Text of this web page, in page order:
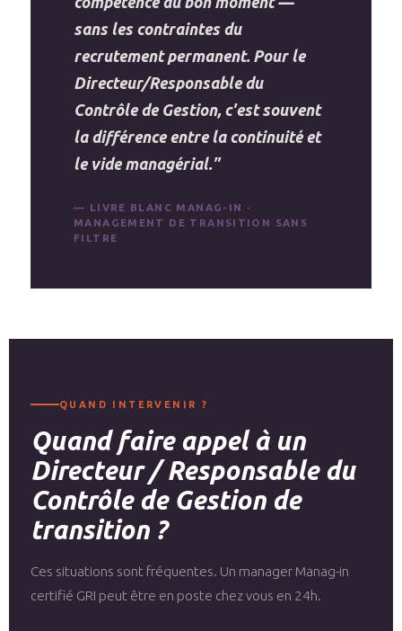
sans les contraintes du
recrutement permanent. Pour le
Directeur/Responsable du
Contrôle de Gestion, c'est souvent
la différence entre la continuité et
le vide managérial."
— LIVRE BLANC MANAG-IN ·
MANAGEMENT DE TRANSITION SANS
FILTRE
QUAND INTERVENIR ?
Quand faire appel à un
Directeur / Responsable du
Contrôle de Gestion de
transition ?
Ces situations sont fréquentes. Un manager Manag-in
certifié GRI peut être en poste chez vous en 24h.